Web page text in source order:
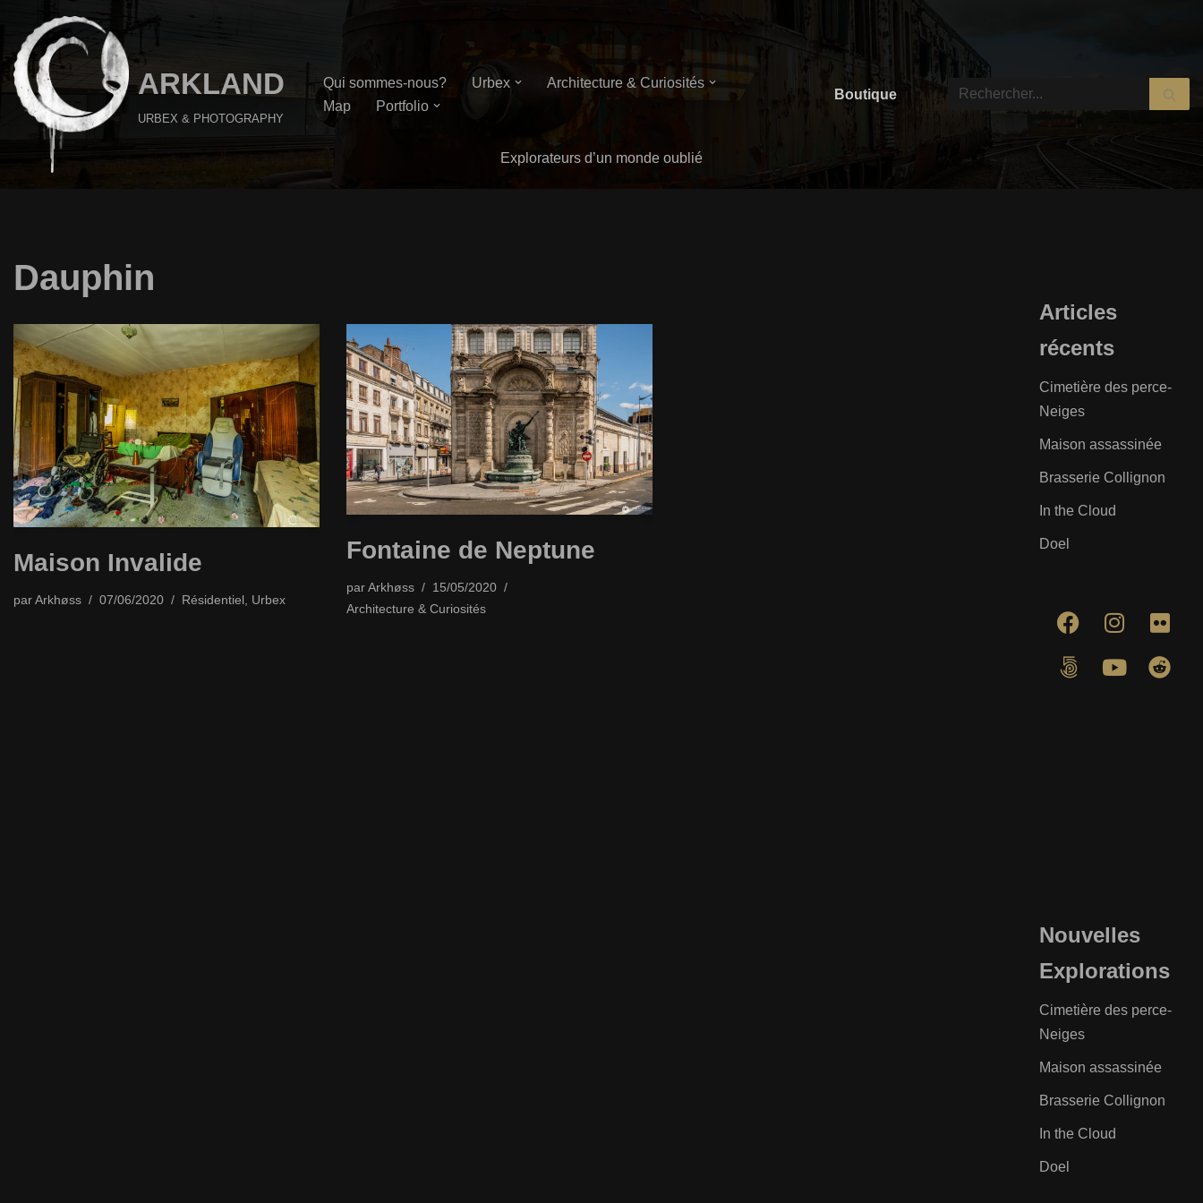
Aller
au
contenu
ARKLAND
URBEX & PHOTOGRAPHY
Qui sommes-nous? Urbex
Architecture & Curiosités
Map
Portfolio
Boutique
Explorateurs d’un monde oublié
Dauphin
Maison Invalide
parArkhøss 07/06/2020 Résidentiel Urbex
Fontaine de Neptune
parArkhøss
15/05/2020
Architecture & Curiosités
Articles
récents
Cimetière des perce-
Neiges
Maison assassinée
Brasserie Collignon
In the Cloud
Doel
Nouvelles
Explorations
Cimetière des perce-
Neiges
Maison assassinée
Brasserie Collignon
In the Cloud
Doel